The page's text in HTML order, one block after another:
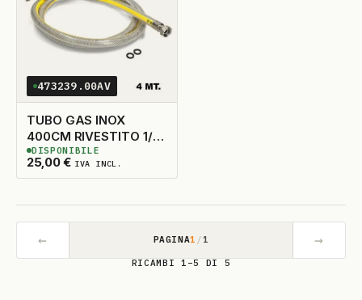
473239.00AV
TUBO GAS INOX
400CM RIVESTITO 1/2-
1/2
25,00€ IVA INCL.
3DISPONIBILI
DISPONIBILE
← PAGINA1 /1 →
RICAMBI 1–5 DI 5